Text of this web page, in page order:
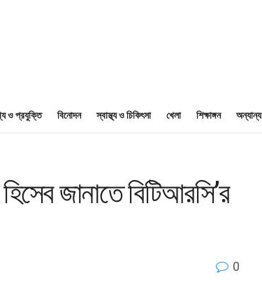
ও প্রযুক্তি বিনোদন স্বাস্থ্য ও চিকিৎসা খেলা শিক্ষাঙ্গন অন্যান্য
জানাতে বিটিআরসি’র
0